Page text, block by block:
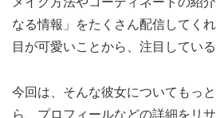
なる情報」をたくさん配信してく
目が可愛いことから、注目してい
今回は、そんな彼女についてもっ
ら、プロフィールなどの詳細をリ